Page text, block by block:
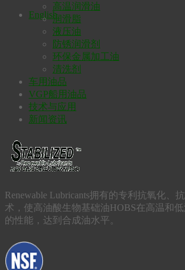
English
高温润滑油
润滑脂
液压油
防锈润滑剂
环保金属加工油
清洗剂
车用油品
VGP船用油品
技术与应用
新闻资讯
Renewable Lubricants拥有的专利抗氧化、
术，使高油酸生物基础油HOBS在高温和
的性能，达到合成油水平。